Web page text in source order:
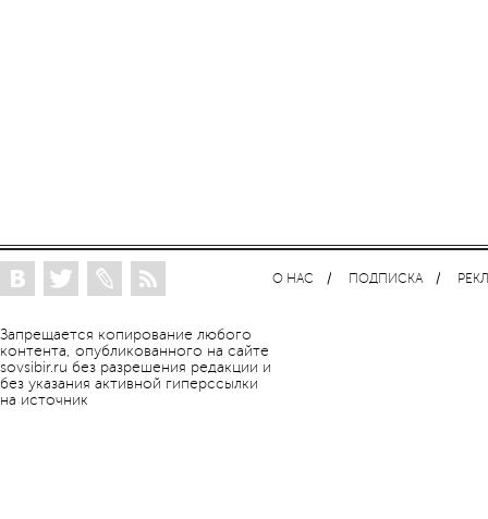
Запрещается копирование любого
контента, опубликованного на сайте
sovsibir.ru без разрешения редакции и
без указания активной гиперссылки
на источник
О НАС ПОДПИСКА